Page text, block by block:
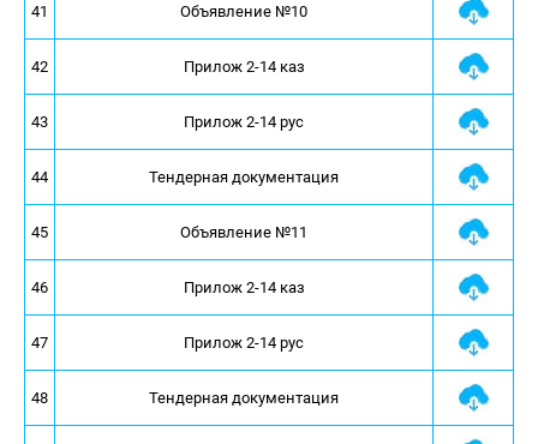
41 Объявление №10
42 Прилож 2-14 каз
43 Прилож 2-14 рус
44 Тендерная документация
45 Объявление №11
46 Прилож 2-14 каз
47 Прилож 2-14 рус
48 Тендерная документация